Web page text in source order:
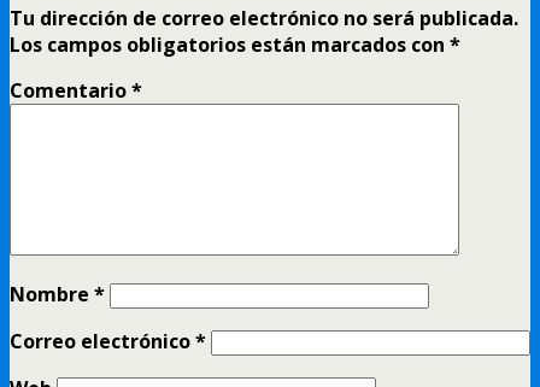
Tu dirección de correo electrónico no será publicada.
Los campos obligatorios están marcados con *
Comentario*
Nombre *
Correo electrónico*